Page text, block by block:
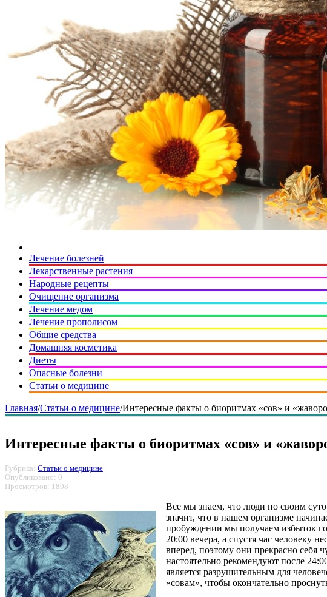
Лечение болезней
Лекарственные растения
Народные рецепты
Очищение организма
Лечение медом
Лечение прополисом
Общие средства
Домашняя косметика
Диеты
Опасные болезни
Статьи о медицине
Главная/Статьи о медицине/Интересные факты о биоритмах «сов» и
Интересные факты о биоритмах «сов» и
Рубрика: Статьи о медицине
Опубликовано: 0
Просмотров: 1898
Все мы знаем, что люди по своим
значит, что в нашем организме
пробуждении мы получаем избыток
20:00 вечера, а спустя час человеку
вперед, поэтому они прекрасно себя
настоятельно рекомендуют после
является разрушительным для
«совам», чтобы окончательно